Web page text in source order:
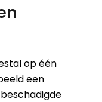
op één
een